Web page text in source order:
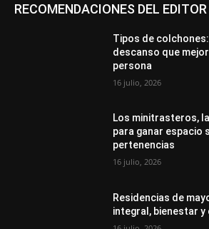
RECOMENDACIONES DEL EDITOR
Tipos de
descanso que
persona
16 julio, 2026
Los minitrasteros,
para ganar espacio
pertenencias
16 julio, 2026
Residencias de
integral, bienestar y